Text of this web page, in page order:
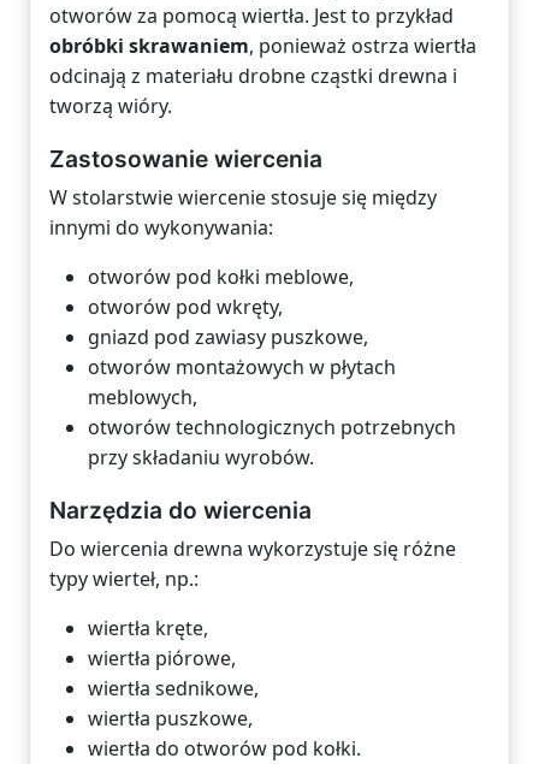
otworów za pomocą wiertła. Jest to przykład
obróbki skrawaniem, ponieważ ostrza wiertła
odcinają z materiału drobne cząstki drewna i
tworzą wióry.
Zastosowanie wiercenia
W stolarstwie wiercenie stosuje się między
innymi do wykonywania:
otworów pod kołki meblowe,
otworów pod wkręty,
gniazd pod zawiasy puszkowe,
otworów montażowych w płytach
meblowych,
otworów technologicznych potrzebnych
przy składaniu wyrobów.
Narzędzia do wiercenia
Do wiercenia drewna wykorzystuje się różne
typy wierteł, np.:
wiertła kręte,
wiertła piórowe,
wiertła sednikowe,
wiertła puszkowe,
wiertła do otworów pod kołki.